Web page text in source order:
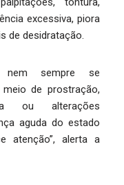
excessiva, piora
de desidratação.
nem sempre se
de prostração,
ou alterações
aguda do estado
atenção”, alerta a